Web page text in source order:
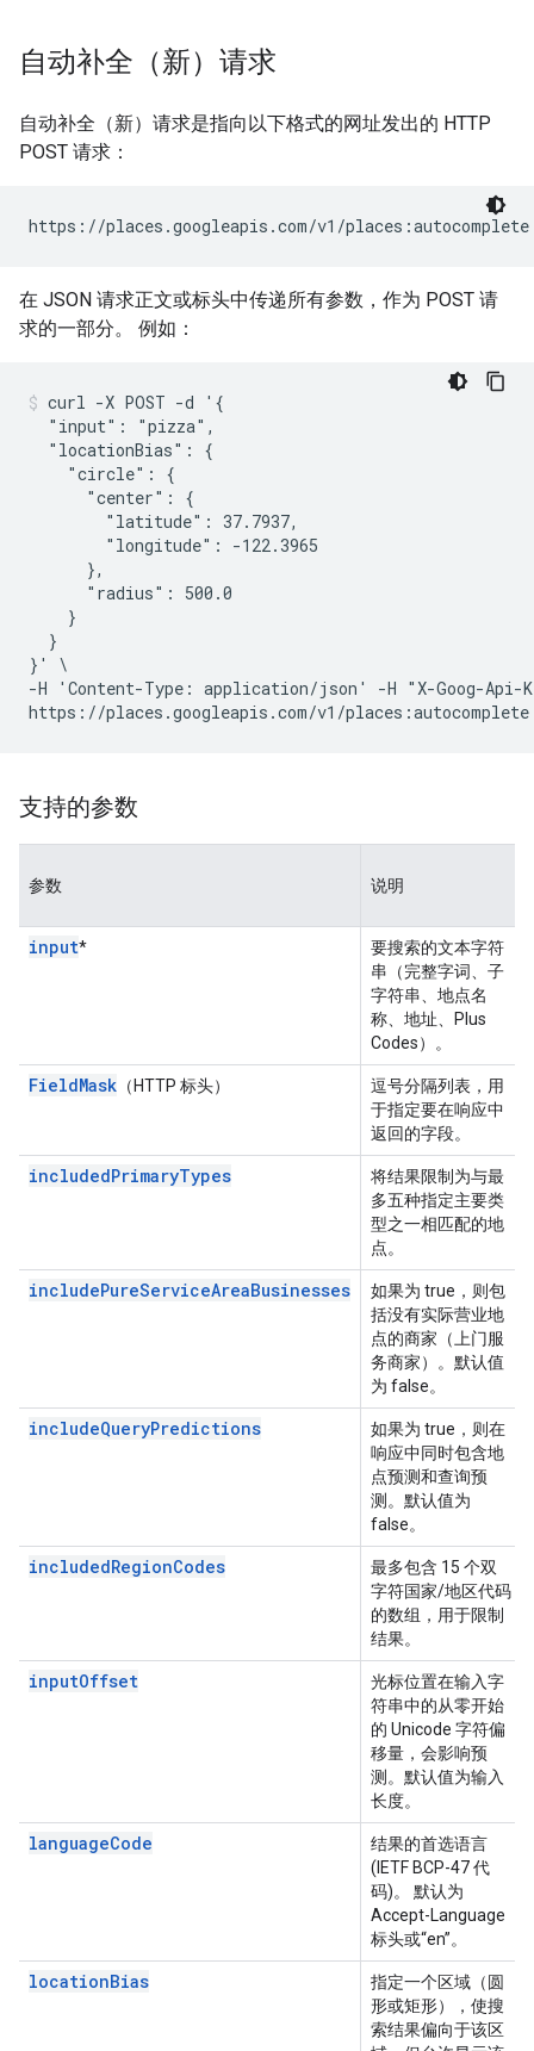
自动补全（新）请求
自动补全（新）请求是指向以下格式的网址发出的 HTTP
POST 请求：
在 JSON 请求正文或标头中传递所有参数，作为 POST 请
求的一部分。 例如：
curl -X POST -d '{
  "input": "pizza",
  "locationBias": {
    "circle": {
      "center": {
        "latitude": 37.7937,
        "longitude": -122.3965
      },
      "radius": 500.0
    }
  }
}' \
-H 'Content-Type: application/json' -H "X-Goog-Api-
支持的参数
参数 说明
input*
要搜索的文本字符
串（完整字词、子
字符串、地点名
称、地址、Plus
Codes）。
FieldMask （HTTP 标头）
逗号分隔列表，用
于指定要在响应中
返回的字段。
includedPrimaryTypes
将结果限制为与最
多五种指定主要类
型之一相匹配的地
点。
includePureServiceAreaBusinesses
如果为 true，则包
括没有实际营业地
点的商家（上门服
务商家）。默认值
为 false。
includeQueryPredictions
如果为 true，则在
响应中同时包含地
点预测和查询预
测。默认值为
false。
includedRegionCodes
最多包含 15 个双
字符国家/地区代码
的数组，用于限制
结果。
inputOffset
光标位置在输入字
符串中的从零开始
的 Unicode 字符偏
移量，会影响预
测。默认值为输入
长度。
languageCode
结果的首选语言
(IETF BCP-47 代
码)。 默认为
Accept-Language
标头或“en”。
locationBias
指定一个区域（圆
形或矩形），使搜
索结果偏向于该区